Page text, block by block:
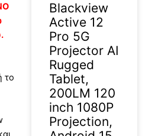
το
Blackview
Active 12
Pro 5G
Projector AI
Rugged
Tablet,
200LM 120
inch 1080P
Projection,